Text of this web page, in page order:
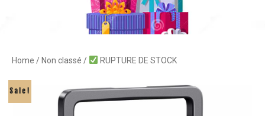
Home / Non classé / RUPTURE DE STOCK
Sale!